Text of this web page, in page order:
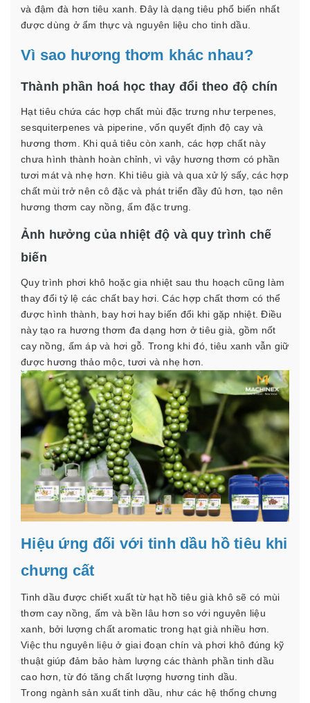
và đậm đà hơn tiêu xanh. Đây là dạng tiêu phổ biến nhất
được dùng ở ẩm thực và nguyên liệu cho tinh dầu.
Vì sao hương thơm khác nhau?
Thành phần hoá học thay đổi theo độ chín
Hạt tiêu chứa các hợp chất mùi đặc trưng như terpenes,
sesquiterpenes và piperine, vốn quyết định độ cay và
hương thơm. Khi quả tiêu còn xanh, các hợp chất này
chưa hình thành hoàn chỉnh, vì vậy hương thơm có phần
tươi mát và nhẹ hơn. Khi tiêu già và qua xử lý sấy, các hợp
chất mùi trở nên cô đặc và phát triển đầy đủ hơn, tạo nên
hương thơm cay nồng, ấm đặc trưng.
Ảnh hưởng của nhiệt độ và quy trình chế
biến
Quy trình phơi khô hoặc gia nhiệt sau thu hoạch cũng làm
thay đổi tỷ lệ các chất bay hơi. Các hợp chất thơm có thể
được hình thành, bay hơi hay biến đổi khi gặp nhiệt. Điều
này tạo ra hương thơm đa dạng hơn ở tiêu già, gồm nốt
cay nồng, ấm áp và hơi gỗ. Trong khi đó, tiêu xanh vẫn giữ
được hương thảo mộc, tươi và nhẹ hơn.
Hiệu ứng đối với tinh dầu hồ tiêu khi
chưng cất
Tinh dầu được chiết xuất từ hạt hồ tiêu già khô sẽ có mùi
thơm cay nồng, ấm và bền lâu hơn so với nguyên liệu
xanh, bởi lượng chất aromatic trong hạt già nhiều hơn.
Việc thu nguyên liệu ở giai đoạn chín và phơi khô đúng kỹ
thuật giúp đảm bảo hàm lượng các thành phần tinh dầu
cao hơn, từ đó tăng chất lượng hương tinh dầu.
Trong ngành sản xuất tinh dầu, như các hệ thống chưng